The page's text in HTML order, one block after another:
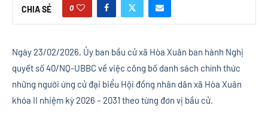
CHIA SẺ 0
Ngày 23/02/2026, Ủy ban bầu cử xã Hòa Xuân ban hành Nghị
quyết số 40/NQ-UBBC về việc công bố danh sách chính thức
những người ứng cử đại biểu Hội đồng nhân dân xã Hòa Xuân
khóa II nhiệm kỳ 2026 – 2031 theo từng đơn vị bầu cử.